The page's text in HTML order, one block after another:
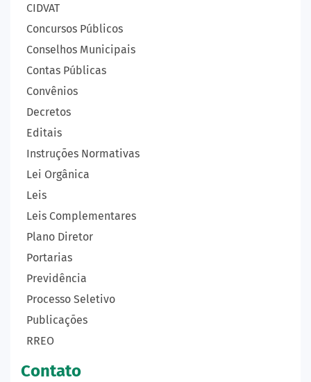
CIDVAT
Concursos Públicos
Conselhos Municipais
Contas Públicas
Convênios
Decretos
Editais
Instruções Normativas
Lei Orgânica
Leis
Leis Complementares
Plano Diretor
Portarias
Previdência
Processo Seletivo
Publicações
RREO
Contato